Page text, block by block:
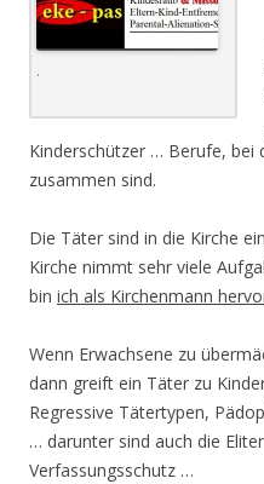
.
Kinderschützer … Berufe, bei
zusammen sind.
Die Täter sind in die Kirche
Kirche nimmt sehr viele
bin ich als Kirchenmann
Wenn Erwachsene zu
dann greift ein Täter zu
Regressive Tätertypen,
… darunter sind auch die
Verfassungsschutz …